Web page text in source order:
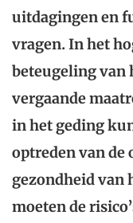
uitdagingen en
vragen. In het
beteugeling van
vergaande
in het geding
optreden van de
gezondheid van
moeten de